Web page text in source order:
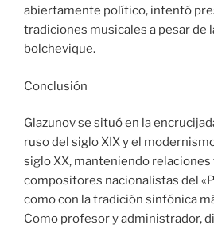
abiertamente político, intentó
tradiciones musicales a pesar de
bolchevique.
Conclusión
Glazunov se situó en la
ruso del siglo XIX y el
siglo XX, manteniendo
compositores nacionalistas del
como con la tradición sinfónica
Como profesor y administrador,